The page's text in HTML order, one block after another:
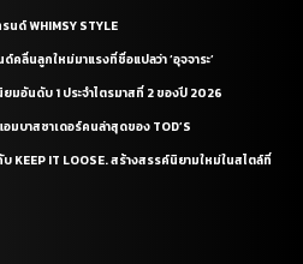
ด์ WHIMSY STYLE
คลื่นลูกใหม่มาแรงที่ชื่อแปลว่า ‘อุจจาระ’
อันดับ 1 ประจำไตรมาสที่ 2 ของปี 2026
มบาสซาเดอร์คนล่าสุดของ TOD’S
KEEP IT LOOSE. สร้างสรรค์นิยามใหม่ในสไตล์ที่